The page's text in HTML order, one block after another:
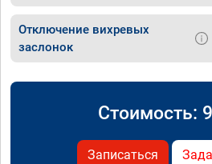
Отключение вихревых
заслонок
Стоимость:
Записаться